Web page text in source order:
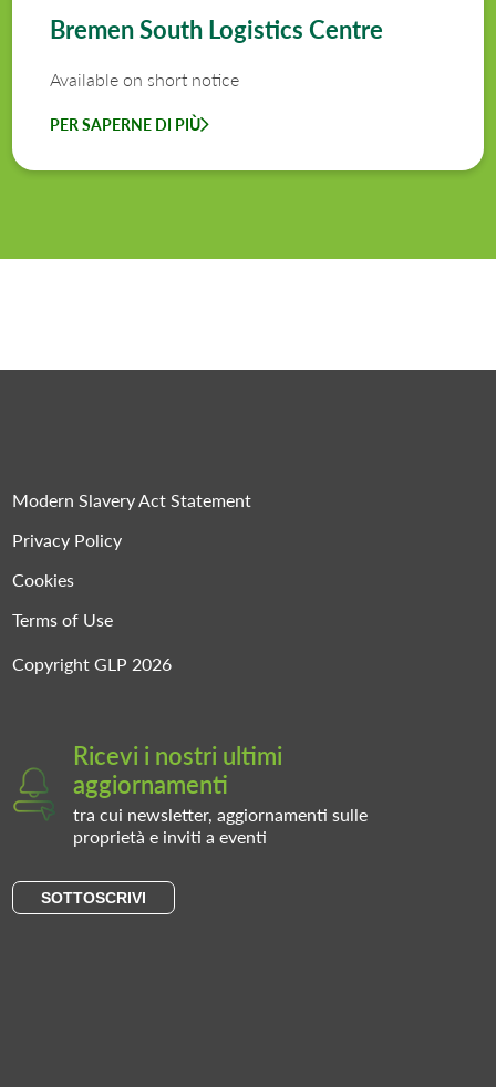
Bremen South Logistics Centre
Available on short notice
PER SAPERNE DI PIÙ
Modern Slavery Act Statement
Privacy Policy
Cookies
Terms of Use
Copyright GLP 2026
Ricevi i nostri ultimi
aggiornamenti
tra cui newsletter, aggiornamenti sulle
proprietà e inviti a eventi
SOTTOSCRIVI